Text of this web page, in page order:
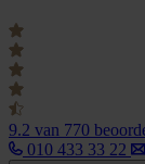
9.2 van 770
010 433 33 22